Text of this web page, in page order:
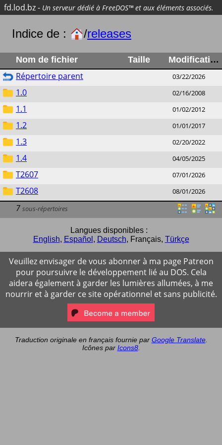
fd.lod.bz- Un serveur dédié à FreeDOS™ et aux éléments associés.
Indice de : /releases
Nom de fichier Taille Modification
Répertoire parent 03/22/2026
1.0 02/16/2008
1.1 01/02/2012
1.2 01/01/2017
1.3 02/20/2022
1.4 04/05/2025
T2607 07/01/2026
T2608 08/01/2026
7 sous-répertoires
Langues disponibles :
English, Español , Deutsch, Français, Türkçe
Veuillez envisager de vous abonner à ma page Patreon
pour poursuivre le développement lié au DOS. Cela
aidera également à garder les lumières allumées, à me
nourrir et à garder ce site opérationnel et sans publicité.
Traduction originale en français fournie par Google Translate.
Icônes par Icons8.